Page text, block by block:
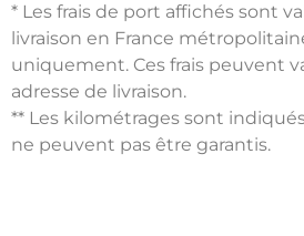
* Les frais de port affichés sont
livraison en France
uniquement. Ces frais peuvent
adresse de livraison.
** Les kilométrages sont
ne peuvent pas être garantis.